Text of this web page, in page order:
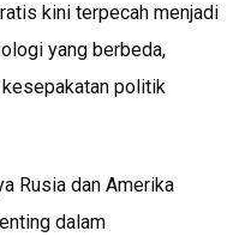
kini terpecah menjadi
yang berbeda,
politik
Rusia dan Amerika
dalam